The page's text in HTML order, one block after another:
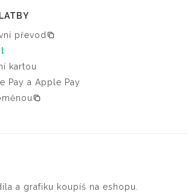
převod
kartou
Pay a Apple Pay
a grafiku koupíš na eshopu.